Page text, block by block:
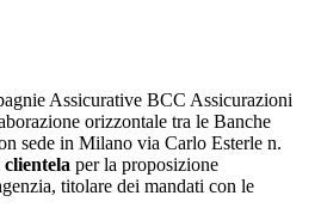
Assicurative BCC Assicurazioni
orizzontale tra le Banche
sede in Milano via Carlo Esterle n.
per la proposizione
titolare dei mandati con le